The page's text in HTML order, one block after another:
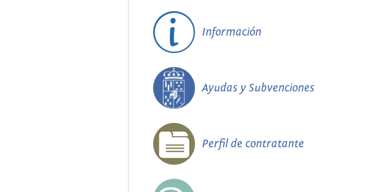
Información
Ayudas y Subvenciones
Perfil de contratante